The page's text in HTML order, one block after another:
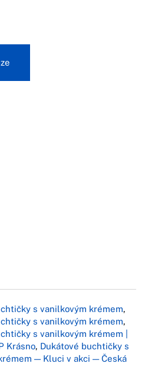
s vanilkovým krémem,
s vanilkovým krémem,
s vanilkovým krémem |
Krásno, Dukátové buchtičky s
— Kluci v akci — Česká